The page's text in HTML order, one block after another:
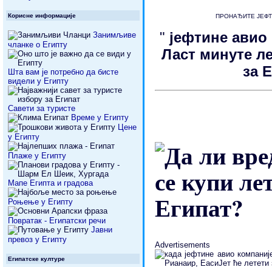
Корисне информације
Занимљиве
чланке о Египту
Шта вам је потребно да бисте
видели у Египту
Савети за туристе
Време у Египту
Цене
у Египту
Плаже у Египту
Мапе Египта и градова
Роњење у Египту
Повратак - Египатски речи
Јавни
превоз у Египту
Египатске културе
ПРОНАЂИТЕ
" јефтине авио
Ласт минуте
за
Advertisements